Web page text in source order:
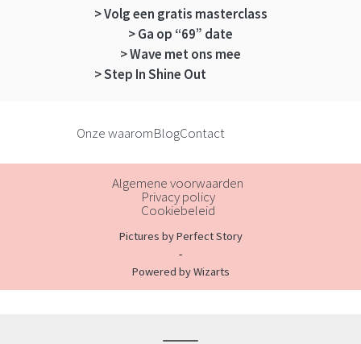
> Volg een gratis masterclass
> Ga op “69” date
> Wave met ons mee
> Step In Shine Out
Onze waaromBlogContact
Algemene voorwaarden
Privacy policy
Cookiebeleid
Pictures by Perfect Story
-
Powered by Wizarts